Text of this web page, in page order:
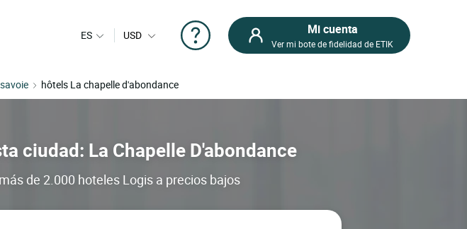
ES USD Mi cuenta
Ver mi bote de fidelidad de ETIK
hôtels La chapelle d'abondance
ciudad: La Chapelle D'abondance
de 2.000 hoteles Logis a precios bajos